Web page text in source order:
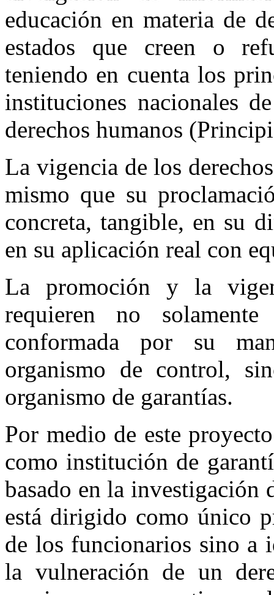
educación en materia de
estados que creen o
teniendo en cuenta los
instituciones nacionales
derechos humanos
La vigencia de los
mismo que su
concreta, tangible, en su
en su aplicación real con
La promoción y la
requieren no
conformada por su
organismo de control,
organismo de garantías.
Por medio de este
como institución de
basado en la investigación
está dirigido como único
de los funcionarios sino a
la vulneración de un